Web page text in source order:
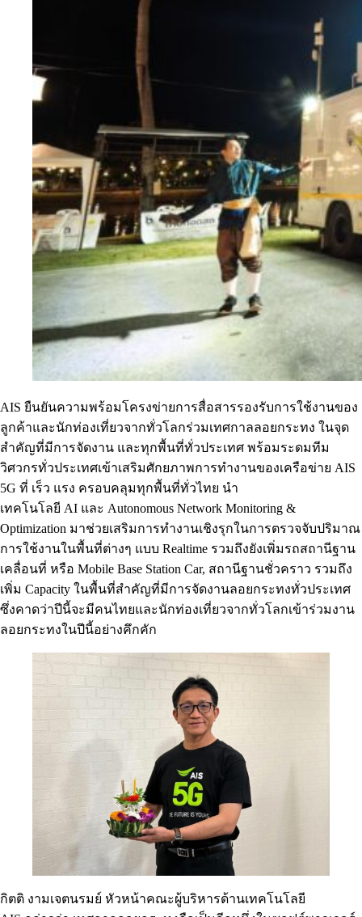
AIS ยืนยันความพร้อมโครงข่ายการสื่อสารรองรับการใช้งานของ
ลูกค้าและนักท่องเที่ยวจากทั่วโลกร่วมเทศกาลลอยกระทง ในจุด
สำคัญที่มีการจัดงาน และทุกพื้นที่ทั่วประเทศ พร้อมระดมทีม
วิศวกรทั่วประเทศเข้าเสริมศักยภาพการทำงานของเครือข่าย AIS
5G ที่ เร็ว แรง ครอบคลุมทุกพื้นที่ทั่วไทย นำ
เทคโนโลยี AI และ Autonomous Network Monitoring &
Optimization มาช่วยเสริมการทำงานเชิงรุกในการตรวจจับปริมาณ
การใช้งานในพื้นที่ต่างๆ แบบ Realtime รวมถึงยังเพิ่มรถสถานีฐาน
เคลื่อนที่ หรือ Mobile Base Station Car, สถานีฐานชั่วคราว รวมถึง
เพิ่ม Capacity ในพื้นที่สำคัญที่มีการจัดงานลอยกระทงทั่วประเทศ
ซึ่งคาดว่าปีนี้จะมีคนไทยและนักท่องเที่ยวจากทั่วโลกเข้าร่วมงาน
ลอยกระทงในปีนี้อย่างคึกคัก
กิตติ งามเจตนรมย์ หัวหน้าคณะผู้บริหารด้านเทคโนโลยี